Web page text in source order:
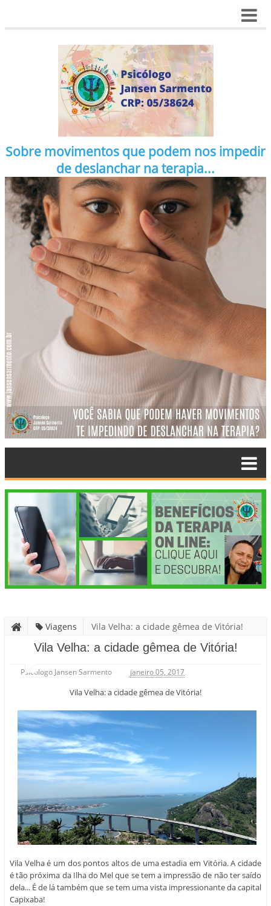
Sobre movimentos que podem nos impedir
de deslanchar na terapia...
Viagens Vila Velha: a cidade gêmea de Vitória!
Vila Velha: a cidade gêmea de Vitória!
Psicólogo Jansen Sarmento janeiro 05, 2017
Vila Velha: a cidade gêmea de Vitória!
Vila Velha é um dos pontos altos de uma estadia em Vitória. A cidade
é tão próxima da Ilha do Mel que se tem a impressão de não ter saído
dela... É de lá também que se tem uma vista impressionante da capital
Capixaba!